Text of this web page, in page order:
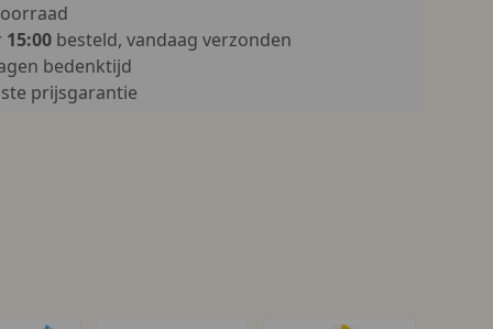
15:00besteld, vandaag verzonden
bedenktijd
prijsgarantie